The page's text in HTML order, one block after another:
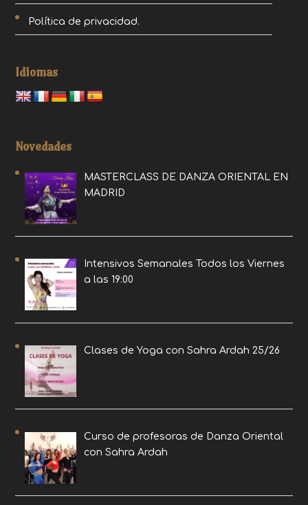
Política de privacidad.
Idiomas
Novedades
MASTERCLASS DE DANZA ORIENTAL EN
MADRID
Intensivos Semanales Todos los Viernes
a las 19:00
Clases de Yoga con Sahra Ardah 25/26
Curso de profesoras de Danza Oriental
con Sahra Ardah